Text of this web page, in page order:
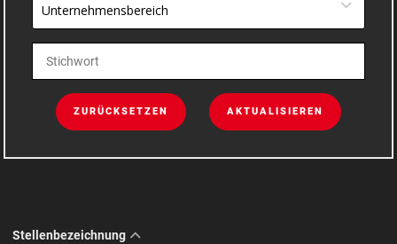
Unternehmensbereich
ZURÜCKSETZEN AKTUALISIEREN
Stellenbezeichnung